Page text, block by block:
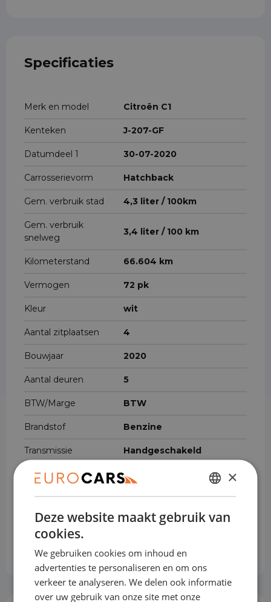
Specificaties
Merk en model Citroën C1
Kenteken J-207-GF
Datumdeel 1 30-07-2020
Carrosserievorm Hatchback
Gem. verbruik stad 4,3 liter / 100km
Gem. verbruik
snelweg
3,4 liter / 100 km
Kilometerstand 66.604 km
Vermogen 72 pk
Kleur wit
Aantal zitplaatsen 4
Bouwjaar 2020
Aantal deuren 5
BTW/Marge BTW
Brandstof Benzine
Transmissie Handgeschakeld
Gewicht 815 kg
Cilinderinhoud 998 cm³
Voertuigbreedte 162 cm
DUTCH
ENGLISH
×
Deze website maakt gebruik van
cookies.
We gebruiken cookies om inhoud en
advertenties te personaliseren en om ons
verkeer te analyseren. We delen ook informatie
over uw gebruik van onze site met onze